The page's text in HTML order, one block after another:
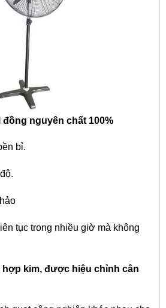
nguyên chất 100%
bỉ.
tục trong nhiều giờ mà không
kim, được hiệu chỉnh cân